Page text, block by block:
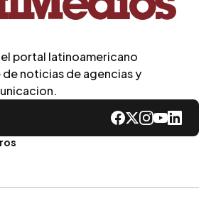
portal latinoamericano
noticias de agencias y